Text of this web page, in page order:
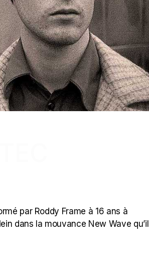
par Roddy Frame à 16 ans à
dans la mouvance New Wave qu’il